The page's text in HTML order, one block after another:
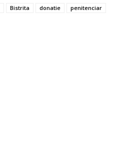
Bistrita donatie penitenciar